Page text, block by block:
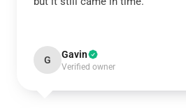
G Gavin
Verified owner